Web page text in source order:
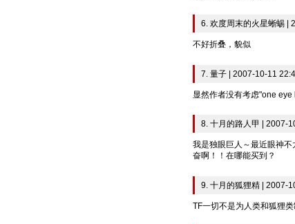
6. 欢度周末的火星蜥蜴 |
不好折叠，貌似
7. 量子 | 2007-10-11
显然作者没有考虑"one eye
8. 十月的路人甲 | 2007-
我是独眼巨人～最近眼神
奋啊！！在哪能买到？
9. 十月的狐狸精 | 2007-
TF一切不是为人类和狐狸类